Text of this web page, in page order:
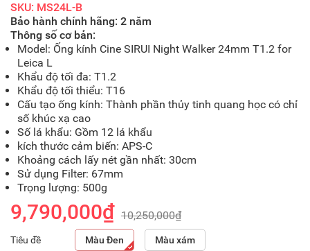
SKU: MS24L-B
Bảo hành chính hãng: 2 năm
Thông số cơ bản:
Model: Ống kính Cine SIRUI Night Walker 24mm T1.2 for
Leica L
Khẩu độ tối đa: T1.2
Khẩu độ tối thiểu: T16
Cấu tạo ống kính: Thành phần thủy tinh quang học có chỉ
số khúc xạ cao
Số lá khẩu: Gồm 12 lá khẩu
kích thước cảm biến: APS-C
Khoảng cách lấy nét gần nhất: 30cm
Sử dụng Filter: 67mm
Trọng lượng: 500g
9,790,000₫ 10,250,000₫
Tiêu đề Màu Đen Màu xám